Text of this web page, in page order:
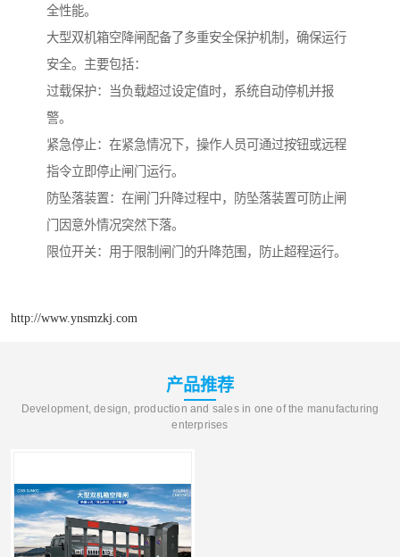
全性能。
大型双机箱空降闸配备了多重安全保护机制，确保运行
安全。主要包括：
过载保护：当负载超过设定值时，系统自动停机并报
警。
紧急停止：在紧急情况下，操作人员可通过按钮或远程
指令立即停止闸门运行。
防坠落装置：在闸门升降过程中，防坠落装置可防止闸
门因意外情况突然下落。
限位开关：用于限制闸门的升降范围，防止超程运行。
http://www.ynsmzkj.com
产品推荐
Development, design, production and sales in one of the manufacturing
enterprises